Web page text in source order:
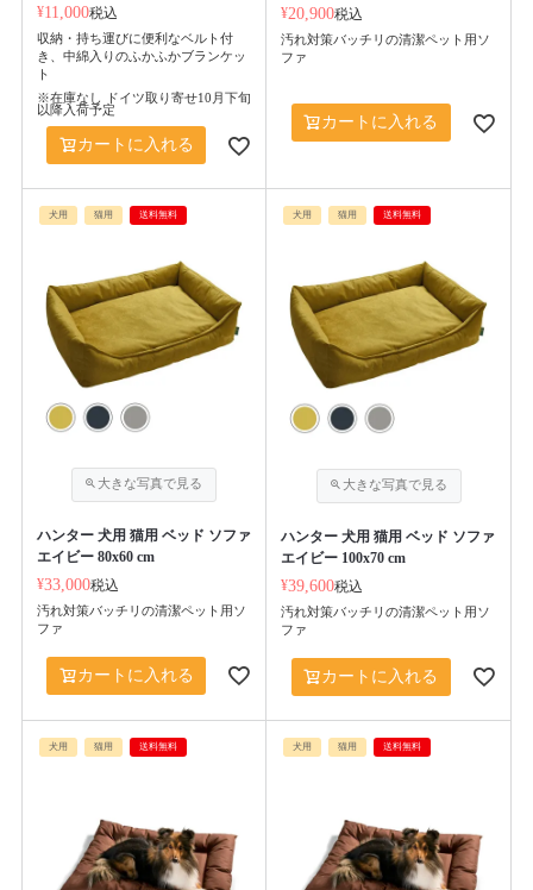
¥11,000税込
収納・持ち運びに便利なベルト付
き、中綿入りのふかふかブランケッ
ト
※在庫なし ドイツ取り寄せ10月下旬
以降入荷予定
カートに入れる
¥20,900税込
汚れ対策バッチリの清潔ペット用ソ
ファ
カートに入れる
犬用 猫用 送料無料
ハンター 犬用 猫用 ベッド ソファ
エイビー 80x60 cm
¥33,000税込
汚れ対策バッチリの清潔ペット用ソ
ファ
カートに入れる
犬用 猫用 送料無料
ハンター 犬用 猫用 ベッド ソファ
エイビー 100x70 cm
¥39,600税込
汚れ対策バッチリの清潔ペット用ソ
ファ
カートに入れる
犬用 猫用 送料無料 犬用 猫用 送料無料